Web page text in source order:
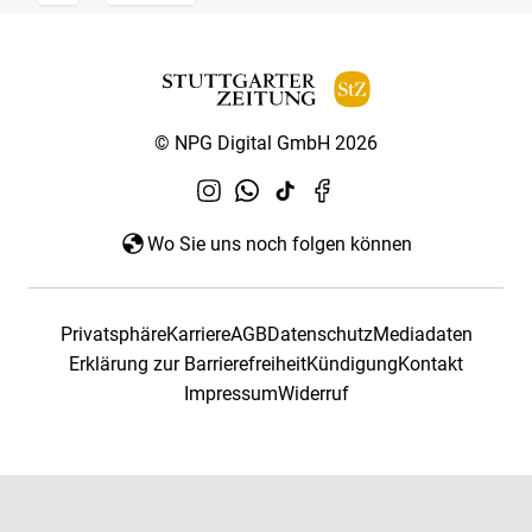
© NPG Digital GmbH 2026
Wo Sie uns noch folgen können
PrivatsphäreKarriereAGBDatenschutzMediadaten
Erklärung zur BarrierefreiheitKündigungKontakt
ImpressumWiderruf